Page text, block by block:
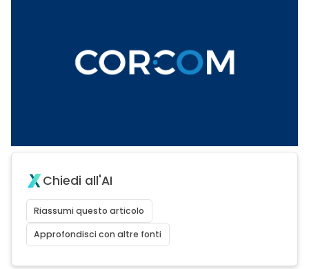
Chiedi all'AI
Riassumi questo articolo
Approfondisci con altre fonti